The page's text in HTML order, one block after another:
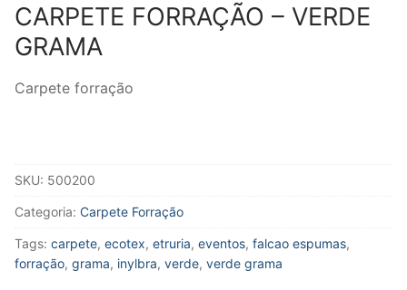
CARPETE FORRAÇÃO – VERDE
GRAMA
Carpete forração
SKU: 500200
Categoria: Carpete Forração
Tags: carpete, ecotex, etruria, eventos, falcao espumas,
forração, grama, inylbra, verde, verde grama